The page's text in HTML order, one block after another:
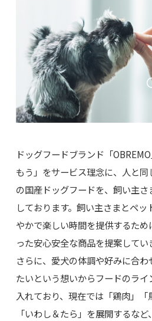
ドッグフードブランド「
もう」をサービス理念に、人と
の国産ドッグフードを、飼い主
しております。飼い主さまとペ
やかで楽しい時間を提供するた
った安心安全な商品を提案してい
さらに、愛犬の体調や好みに合
たいという想いからフードのラ
入れており、現在では「鶏肉」「
「いわし＆たら」を展開するな